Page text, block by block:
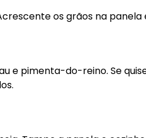
os grãos na
e pimenta-do-reino. Se